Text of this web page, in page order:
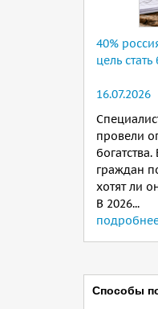
40%
цель
16.07.2026
провели
богатства.
граждан
хотят ли
В 2026...
Способы